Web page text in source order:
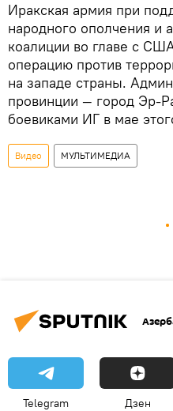
Иракская армия при
народного ополчения и
коалиции во главе с
операцию против
на западе страны.
провинции — город Эр-
боевиками ИГ в мае
Видео МУЛЬТИМЕДИА
Telegram Дзен